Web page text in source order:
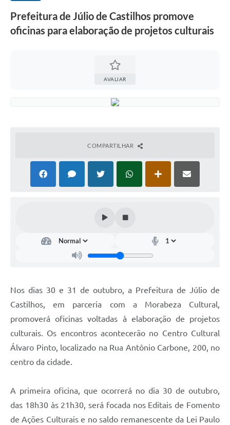
Contato
Coronavírus
Modelos de Requerimentos
Passe Livre Estudantil
Galeria de Fotos
Notícias
Arquivos para Download
Prefeitura de Júlio de Castilhos promove
oficinas para elaboração de projetos culturais
AVALIAR
COMPARTILHAR
Nos dias 30 e 31 de outubro, a Prefeitura de Júlio de
Castilhos, em parceria com a Morabeza Cultural,
promoverá oficinas voltadas à elaboração de projetos
culturais. Os encontros acontecerão no Centro Cultural
Álvaro Pinto, localizado na Rua Antônio Carbone, 200, no
centro da cidade.
A primeira oficina, que ocorrerá no dia 30 de outubro,
das 18h30 às 21h30, será focada nos Editais de Fomento
de Ações Culturais e no saldo remanescente da Lei Paulo